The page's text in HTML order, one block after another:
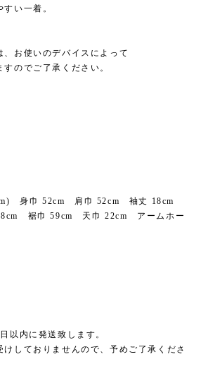
い一着。
お使いのデバイスによって
のでご了承ください。
身巾 52cm 肩巾 52cm 袖丈 18cm
裾巾 59cm 天巾 22cm アームホー
以内に発送致します。
しておりませんので、予めご了承くださ